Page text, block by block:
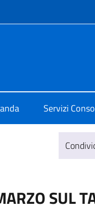
Servizi
SUL